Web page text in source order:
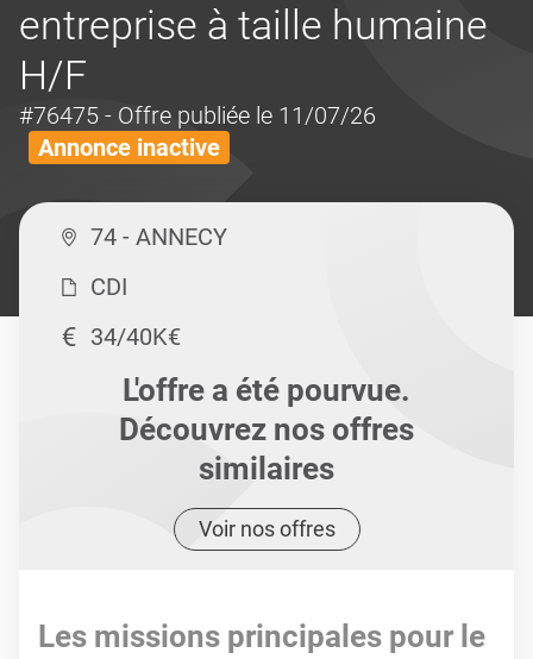
entreprise à taille humaine
H/F
#76475 - Offre publiée le 11/07/26
Annonce inactive
74 - ANNECY
CDI
34/40K€
L'offre a été pourvue.
Découvrez nos offres
similaires
Voir nos offres
Les missions principales pour le